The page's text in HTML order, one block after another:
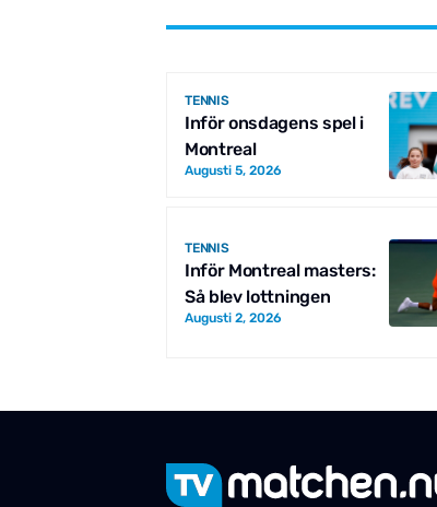
TENNIS
Inför onsdagens spel i
Montreal
Augusti 5, 2026
TENNIS
Inför Montreal masters:
Så blev lottningen
Augusti 2, 2026